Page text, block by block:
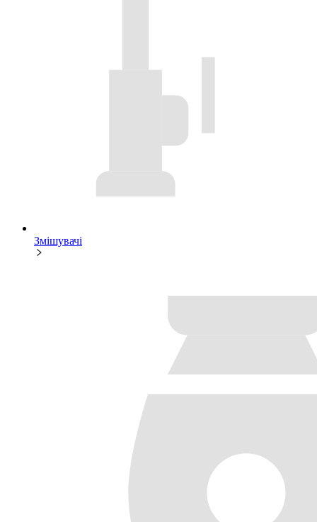
Змішувачі